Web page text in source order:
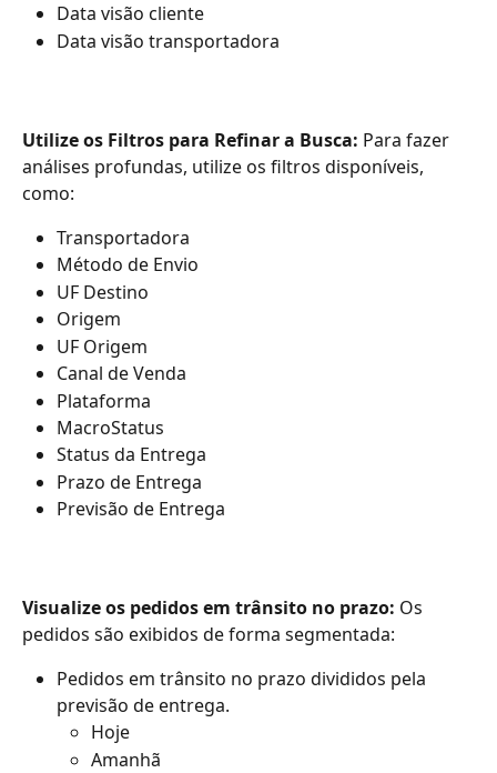
Data visão cliente
Data visão transportadora
Utilize os Filtros para Refinar a Busca: Para fazer
análises profundas, utilize os filtros disponíveis,
como:
Transportadora
Método de Envio
UF Destino
Origem
UF Origem
Canal de Venda
Plataforma
MacroStatus
Status da Entrega
Prazo de Entrega
Previsão de Entrega
Visualize os pedidos em trânsito no prazo: Os
pedidos são exibidos de forma segmentada:
Pedidos em trânsito no prazo divididos pela
previsão de entrega.
Hoje
Amanhã